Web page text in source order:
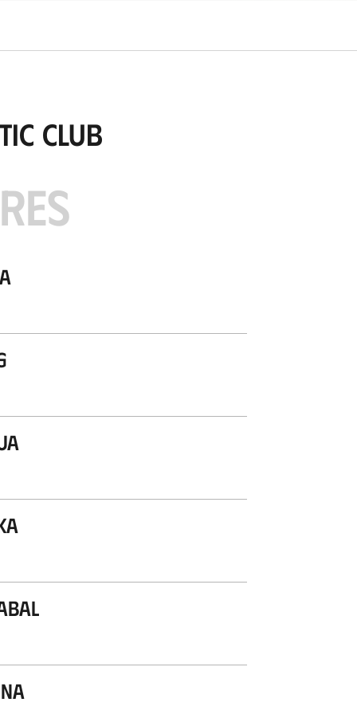
Club